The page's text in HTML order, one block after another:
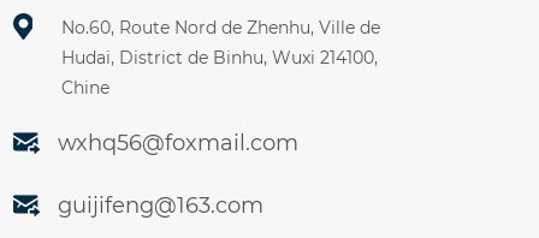
No.60, Route Nord de Zhenhu, Ville de
Hudai, District de Binhu, Wuxi 214100,
Chine
wxhq56@foxmail.com
guijifeng@163.com